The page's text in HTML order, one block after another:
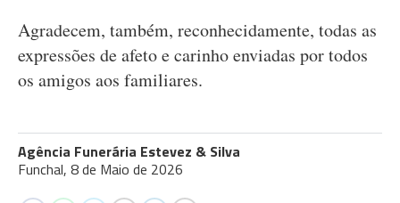
Agradecem, também, reconhecidamente, todas as
expressões de afeto e carinho enviadas por todos
os amigos aos familiares.
Agência Funerária Estevez & Silva
Funchal, 8 de Maio de 2026